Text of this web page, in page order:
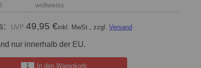
wollweiss
49,95 €inkl. MwSt., zzgl. Versand
nur innerhalb der EU.
In den Warenkorb